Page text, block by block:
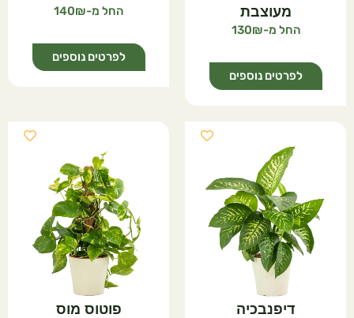
מעוצבת
130
לפרטים נוספים
140
לפרטים נוספים
דיפנבכיה פוטוס מוס